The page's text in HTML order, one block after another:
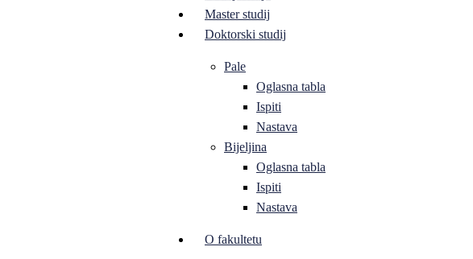
Master studij
Doktorski studij
Pale
Oglasna tabla
Ispiti
Nastava
Bijeljina
Oglasna tabla
Ispiti
Nastava
O fakultetu